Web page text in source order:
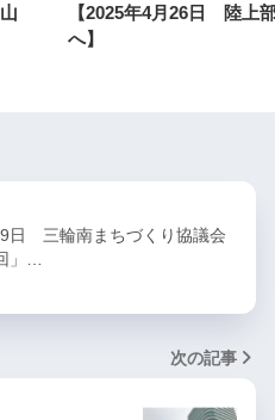
【2025年4月26日 陸上
へ】
日 三輪南まちづくり協議会
」…
次の記事